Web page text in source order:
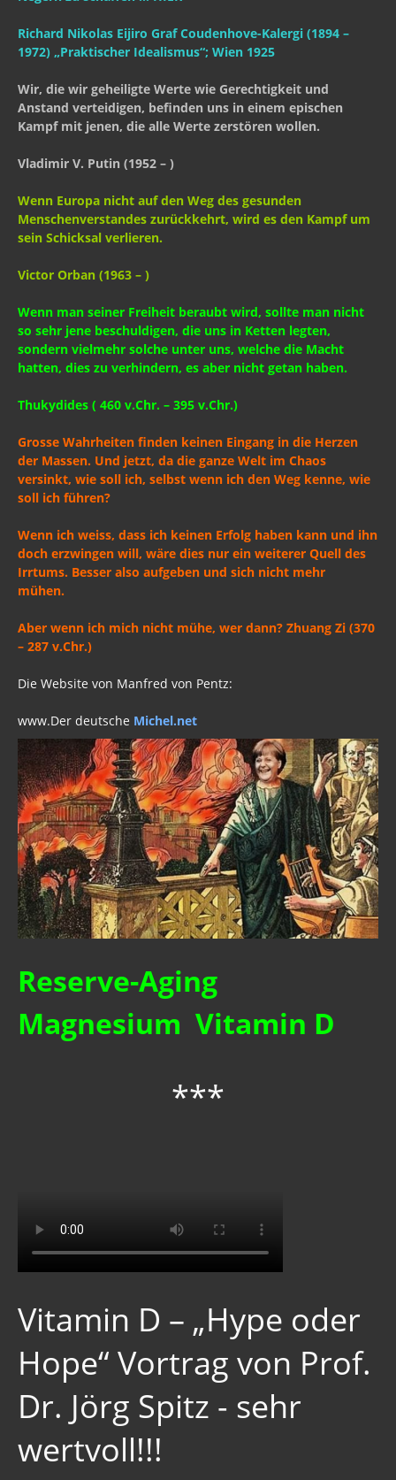
Richard Nikolas Eijiro Graf Coudenhove-Kalergi (1894 –
1972) „Praktischer Idealismus“; Wien 1925
Wir, die wir geheiligte Werte wie Gerechtigkeit und
Anstand verteidigen, befinden uns in einem epischen
Kampf mit jenen, die alle Werte zerstören wollen.
Vladimir V. Putin (1952 – )
Wenn Europa nicht auf den Weg des gesunden
Menschenverstandes zurückkehrt, wird es den Kampf um
sein Schicksal verlieren.
Victor Orban (1963 – )
Wenn man seiner Freiheit beraubt wird, sollte man nicht
so sehr jene beschuldigen, die uns in Ketten legten,
sondern vielmehr solche unter uns, welche die Macht
hatten, dies zu verhindern, es aber nicht getan haben.
Thukydides ( 460 v.Chr. – 395 v.Chr.)
Grosse Wahrheiten finden keinen Eingang in die Herzen
der Massen. Und jetzt, da die ganze Welt im Chaos
versinkt, wie soll ich, selbst wenn ich den Weg kenne, wie
soll ich führen?
Wenn ich weiss, dass ich keinen Erfolg haben kann und ihn
doch erzwingen will, wäre dies nur ein weiterer Quell des
Irrtums. Besser also aufgeben und sich nicht mehr
mühen.
Aber wenn ich mich nicht mühe, wer dann? Zhuang Zi (370
– 287 v.Chr.)
Die Website von Manfred von Pentz:
www.Der deutsche Michel.net
Reserve-Aging
Magnesium Vitamin D
***
Vitamin D – „Hype oder
Hope“ Vortrag von Prof.
Dr. Jörg Spitz - sehr
wertvoll!!!